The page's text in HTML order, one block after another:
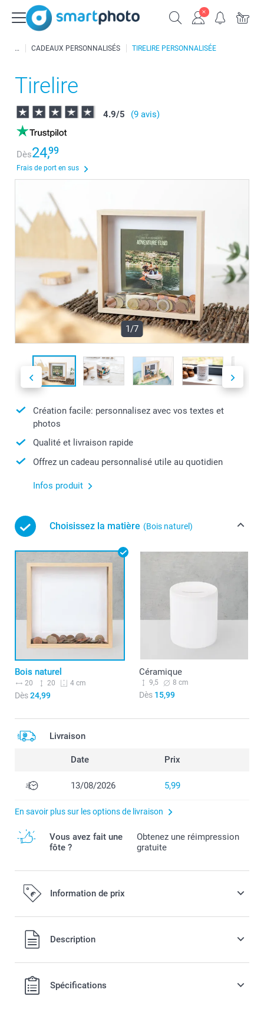
CADEAUX PERSONNALISÉS TIRELIRE PERSONNALISÉE
Tirelire
4.9/5 (9 avis)
Dès24,99
Frais de port en sus
1/7
Création facile: personnalisez avec vos textes et
photos
Qualité et livraison rapide
Offrez un cadeau personnalisé utile au quotidien
Infos produit
Choisissez la matière (Bois naturel)
Bois naturel
20 20 4 cm
Dès24,99
Céramique
9,5 8 cm
Dès15,99
Livraison
Date Prix
13/08/2026 5,99
En savoir plus sur les options de livraison
Vous avez fait une
fôte ?
Obtenez une réimpression
gratuite
Information de prix
Tous les prix sont en EURO (€), TVA incluse et hors frais de
port.
Description
Spécifications